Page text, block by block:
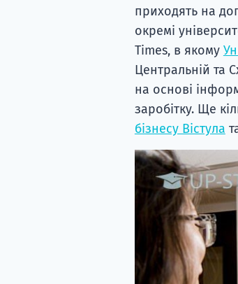
приходять на
окремі
Times, в якому
Центральній та
на основі
заробітку. Ще
бізнесу Вістула